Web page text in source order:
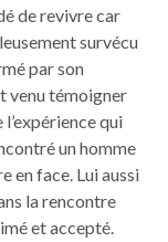
de revivre car
survécu
par son
venu témoigner
qui
un homme
en face. Lui aussi
la rencontre
et accepté.